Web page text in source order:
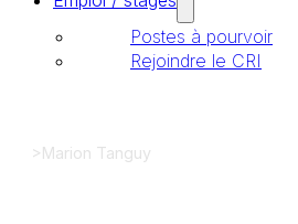
Postes à pourvoir
Rejoindre le CRI
>Marion Tanguy